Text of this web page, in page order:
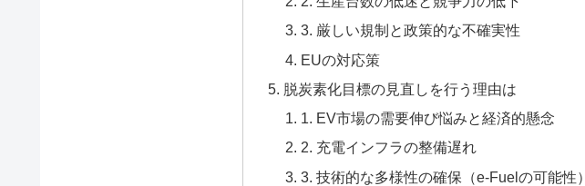
3. 厳しい規制と政策的な不確実性
EUの対応策
脱炭素化目標の見直しを行う理由は
1. EV市場の需要伸び悩みと経済的懸念
2. 充電インフラの整備遅れ
3. 技術的な多様性の確保（e-Fuelの可能性）